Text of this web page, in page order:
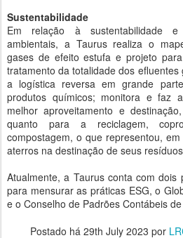
Sustentabilidade
Em relação à sustentabilidade
ambientais, a Taurus realiza o
gases de efeito estufa e projeto
tratamento da totalidade dos
a logística reversa em grande
produtos químicos; monitora e faz
melhor aproveitamento e
quanto para a reciclagem,
compostagem, o que representou,
aterros na destinação de seus
Atualmente, a Taurus conta com dois
para mensurar as práticas ESG, o
e o Conselho de Padrões Contábeis
Postado há 29th July 2023 por